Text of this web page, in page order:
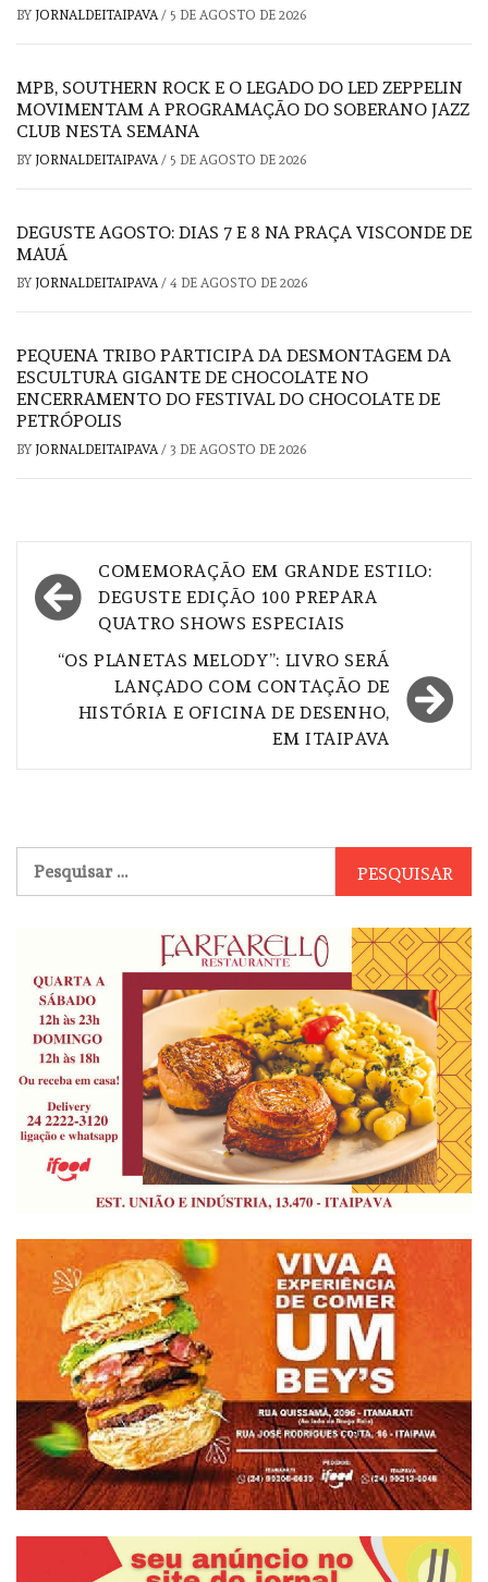
BY JORNALDEITAIPAVA/ 5 DE AGOSTO DE 2026
MPB, SOUTHERN ROCK E O LEGADO DO LED ZEPPELIN
MOVIMENTAM A PROGRAMAÇÃO DO SOBERANO JAZZ
CLUB NESTA SEMANA
BY JORNALDEITAIPAVA/ 5 DE AGOSTO DE 2026
DEGUSTE AGOSTO: DIAS 7 E 8 NA PRAÇA VISCONDE DE
MAUÁ
BY JORNALDEITAIPAVA/ 4 DE AGOSTO DE 2026
PEQUENA TRIBO PARTICIPA DA DESMONTAGEM DA
ESCULTURA GIGANTE DE CHOCOLATE NO
ENCERRAMENTO DO FESTIVAL DO CHOCOLATE DE
PETRÓPOLIS
BY JORNALDEITAIPAVA/ 3 DE AGOSTO DE 2026
Navegação
de
COMEMORAÇÃO EM GRANDE ESTILO:
DEGUSTE EDIÇÃO 100 PREPARA
QUATRO SHOWS ESPECIAIS
“OS PLANETAS MELODY”: LIVRO SERÁ
LANÇADO COM CONTAÇÃO DE
HISTÓRIA E OFICINA DE DESENHO,
EM ITAIPAVA